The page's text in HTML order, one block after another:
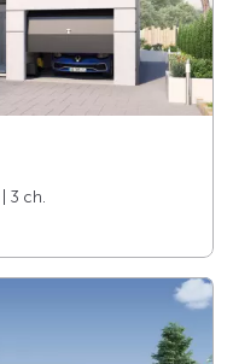
| 3 ch.